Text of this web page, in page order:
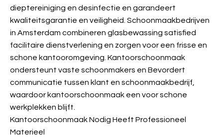
dieptereiniging en desinfectie en garandeert
kwaliteitsgarantie en veiligheid. Schoonmaakbedrijven
in Amsterdam combineren glasbewassing satisfied
facilitaire dienstverlening en zorgen voor een frisse en
schone kantooromgeving. Kantoorschoonmaak
ondersteunt vaste schoonmakers en Bevordert
communicatie tussen klant en schoonmaakbedrijf,
waardoor kantoorschoonmaak een voor schone
werkplekken blijft.
Kantoorschoonmaak Nodig Heeft Professioneel
Materieel